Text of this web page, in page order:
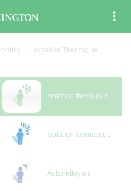
Isolation Thermique
Isolation thermique
Isolation acoustique
Autonettoyant